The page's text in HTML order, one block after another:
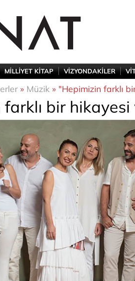
MİLLİYET KİTAP VİZYONDAKİLER
» Müzik » "Hepimizin farklı
bir